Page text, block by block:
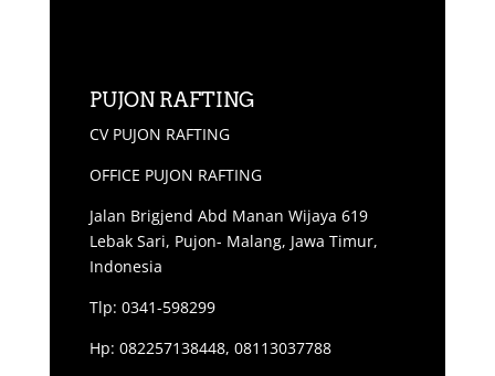
PUJON RAFTING
CV PUJON RAFTING
OFFICE PUJON RAFTING
Jalan Brigjend Abd Manan Wijaya 619
Lebak Sari, Pujon- Malang, Jawa Timur,
Indonesia
Tlp: 0341-598299
Hp: 082257138448, 08113037788